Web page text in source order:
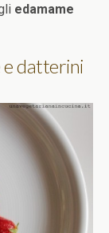
edamame
e datterini